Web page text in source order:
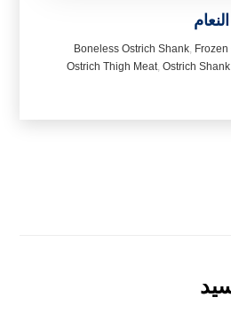
Boneless Ostrich Shank,
Ostrich Thigh Meat, Ostrich